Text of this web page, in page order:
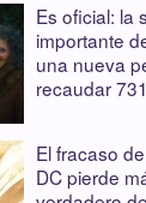
Es oficial: la
importante
una nueva
recaudar
El fracaso
DC pierde